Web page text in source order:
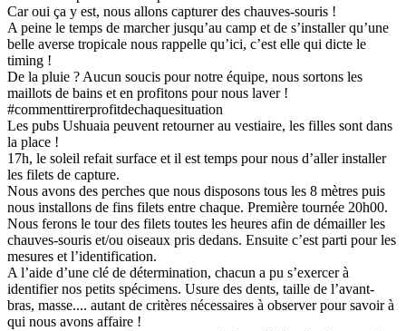
Car oui ça y est, nous allons capturer des chauves-souris !
A peine le temps de marcher jusqu’au camp et de s’installer qu’une
belle averse tropicale nous rappelle qu’ici, c’est elle qui dicte le
timing !
De la pluie ? Aucun soucis pour notre équipe, nous sortons les
maillots de bains et en profitons pour nous laver !
#commenttirerprofitdechaquesituation
Les pubs Ushuaia peuvent retourner au vestiaire, les filles sont dans
la place !
17h, le soleil refait surface et il est temps pour nous d’aller installer
les filets de capture.
Nous avons des perches que nous disposons tous les 8 mètres puis
nous installons de fins filets entre chaque. Première tournée 20h00.
Nous ferons le tour des filets toutes les heures afin de démailler les
chauves-souris et/ou oiseaux pris dedans. Ensuite c’est parti pour les
mesures et l’identification.
A l’aide d’une clé de détermination, chacun a pu s’exercer à
identifier nos petits spécimens. Usure des dents, taille de l’avant-
bras, masse.... autant de critères nécessaires à observer pour savoir à
qui nous avons affaire !